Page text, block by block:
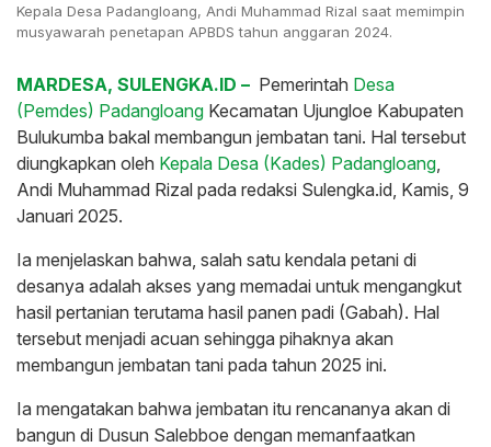
Kepala Desa Padangloang, Andi Muhammad Rizal saat memimpin
musyawarah penetapan APBDS tahun anggaran 2024.
MARDESA, SULENGKA.ID – Pemerintah Desa
(Pemdes) Padangloang Kecamatan Ujungloe Kabupaten
Bulukumba bakal membangun jembatan tani. Hal tersebut
diungkapkan oleh Kepala Desa (Kades) Padangloang
Andi Muhammad Rizal pada redaksi Sulengka.id, Kamis, 9
Januari 2025.
Ia menjelaskan bahwa, salah satu kendala petani di
desanya adalah akses yang memadai untuk mengangkut
hasil pertanian terutama hasil panen padi (Gabah). Hal
tersebut menjadi acuan sehingga pihaknya akan
membangun jembatan tani pada tahun 2025 ini.
Ia mengatakan bahwa jembatan itu rencananya akan di
bangun di Dusun Salebboe dengan memanfaatkan